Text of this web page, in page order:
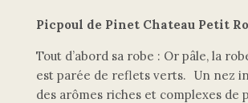
Picpoul de Pinet Chateau Petit
Tout d’abord sa robe : Or pâle, la
est parée de reflets verts. Un nez
des arômes riches et complexes de